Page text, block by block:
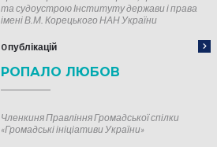
та судоустрою Інституту держави і права
імені В.М. Корецького НАН України
0 публікацій
РОПАЛО ЛЮБОВ
Членкиня Правління Громадської спілки
«Громадські ініціативи України»